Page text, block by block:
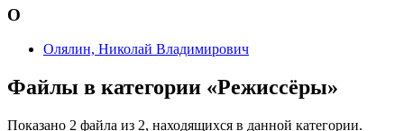
О
Олялин, Николай Владимирович
Файлы в категории «Режиссёры»
Показано 2 файла из 2, находящихся в данной категории.